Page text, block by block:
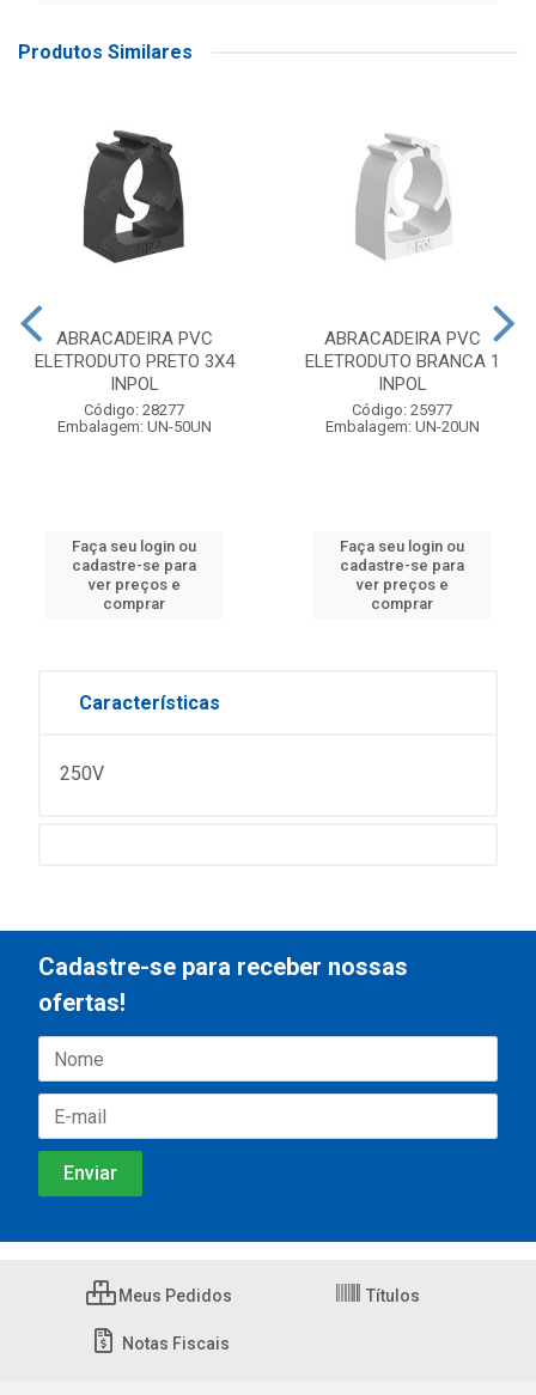
Produtos Similares
ABRACADEIRA PVC
ELETRODUTO PRETO 3X4
INPOL
Código: 28277
Embalagem: UN-50UN
Faça seu login ou
cadastre-se para
ver preços e
comprar
ABRACADEIRA PVC
ELETRODUTO BRANCA 1
INPOL
Código: 25977
Embalagem: UN-20UN
Faça seu login ou
cadastre-se para
ver preços e
comprar
Características
250V
Cadastre-se para receber nossas
ofertas!
Meus Pedidos Títulos
Notas Fiscais